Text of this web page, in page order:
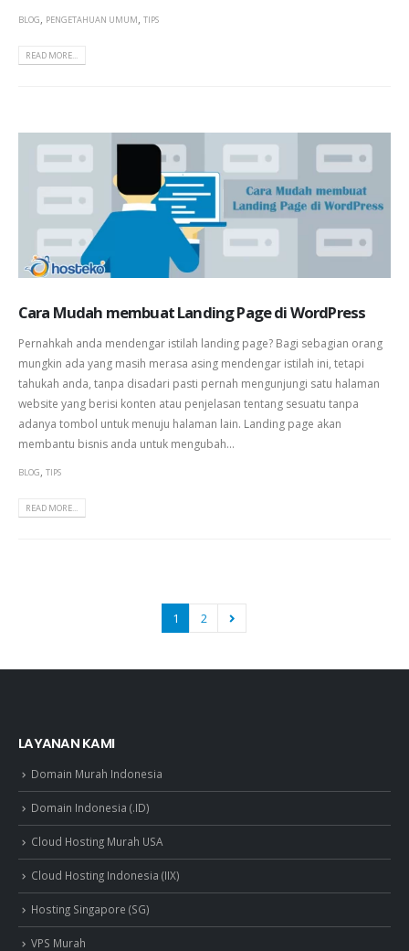
BLOG PENGETAHUAN UMUM TIPS
READ MORE...
Cara Mudah membuat Landing Page di WordPress
Pernahkah anda mendengar istilah landing page? Bagi sebagian orang
mungkin ada yang masih merasa asing mendengar istilah ini, tetapi
tahukah anda, tanpa disadari pasti pernah mengunjungi satu halaman
website yang berisi konten atau penjelasan tentang sesuatu tanpa
adanya tombol untuk menuju halaman lain. Landing page akan
membantu bisnis anda untuk mengubah...
BLOG TIPS
READ MORE...
1 2
LAYANAN KAMI
Domain Murah Indonesia
Domain Indonesia (.ID)
Cloud Hosting Murah USA
Cloud Hosting Indonesia (IIX)
Hosting Singapore (SG)
VPS Murah